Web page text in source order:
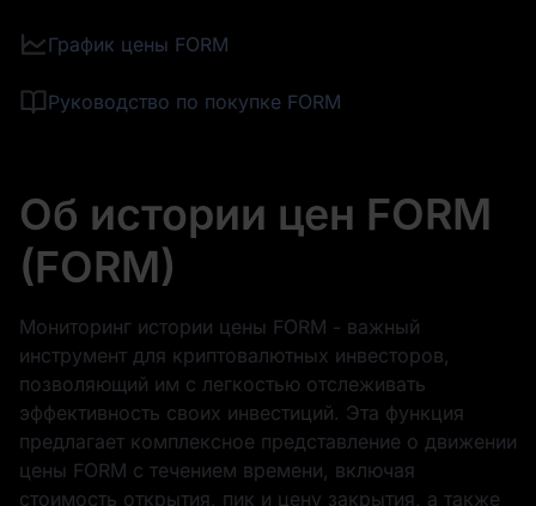
График цены FORM
Руководство по покупке FORM
Об истории цен FORM
(FORM)
Мониторинг истории цены FORM - важный
инструмент для криптовалютных инвесторов,
позволяющий им с легкостью отслеживать
эффективность своих инвестиций. Эта функция
предлагает комплексное представление о движении
цены FORM с течением времени, включая
стоимость открытия, пик и цену закрытия, а также